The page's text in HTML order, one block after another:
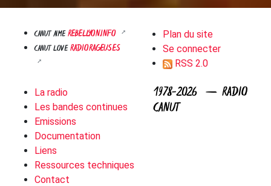
CANUT AIMEREBELLYON.INFO
CANUT LOVERADIORAGEUSES
Plan du site
Se connecter
RSS 2.0
La radio
Les bandes continues
Emissions
Documentation
Liens
Ressources techniques
Contact
1978-2026 — RADIO
CANUT